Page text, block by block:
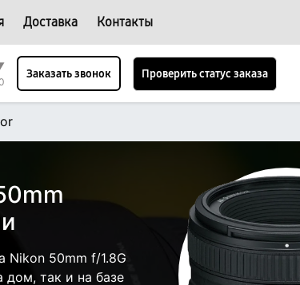
Доставка Контакты
Заказать звонок Проверить статус заказа
Nikon 50mm f/1.8G
дом, так и на базе